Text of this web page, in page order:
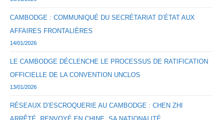
CAMBODGE : COMMUNIQUÉ DU SECRÉTARIAT D’ÉTAT AUX
AFFAIRES FRONTALIÈRES
14/01/2026
LE CAMBODGE DÉCLENCHE LE PROCESSUS DE RATIFICATION
OFFICIELLE DE LA CONVENTION UNCLOS
13/01/2026
RÉSEAUX D’ESCROQUERIE AU CAMBODGE : CHEN ZHI